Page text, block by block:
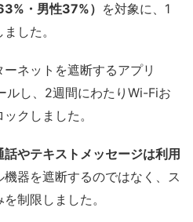
・男性37%） を対象に、1
した。
ネットを遮断するアプリ
ルし、2週間にわたりWi-Fiお
クしました。
やテキストメッセージは利用
器を遮断するのではなく、ス
制限しました。